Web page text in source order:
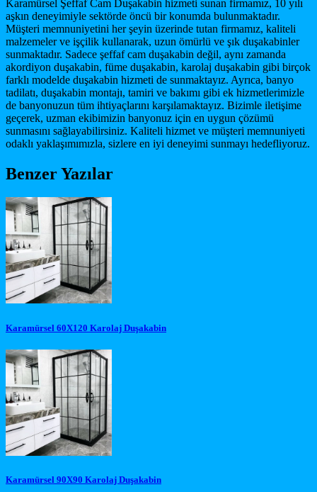
Karamürsel Şeffaf Cam Duşakabin hizmeti sunan firmamız, 10 yılı
aşkın deneyimiyle sektörde öncü bir konumda bulunmaktadır.
Müşteri memnuniyetini her şeyin üzerinde tutan firmamız, kaliteli
malzemeler ve işçilik kullanarak, uzun ömürlü ve şık duşakabinler
sunmaktadır. Sadece şeffaf cam duşakabin değil, aynı zamanda
akordiyon duşakabin, füme duşakabin, karolaj duşakabin gibi birçok
farklı modelde duşakabin hizmeti de sunmaktayız. Ayrıca, banyo
tadilatı, duşakabin montajı, tamiri ve bakımı gibi ek hizmetlerimizle
de banyonuzun tüm ihtiyaçlarını karşılamaktayız. Bizimle iletişime
geçerek, uzman ekibimizin banyonuz için en uygun çözümü
sunmasını sağlayabilirsiniz. Kaliteli hizmet ve müşteri memnuniyeti
odaklı yaklaşımımızla, sizlere en iyi deneyimi sunmayı hedefliyoruz.
Benzer Yazılar
Karamürsel 60X120 Karolaj Duşakabin
Karamürsel 90X90 Karolaj Duşakabin